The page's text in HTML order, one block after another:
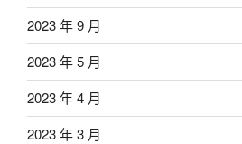
2023 年 9 月
2023 年 5 月
2023 年 4 月
2023 年 3 月